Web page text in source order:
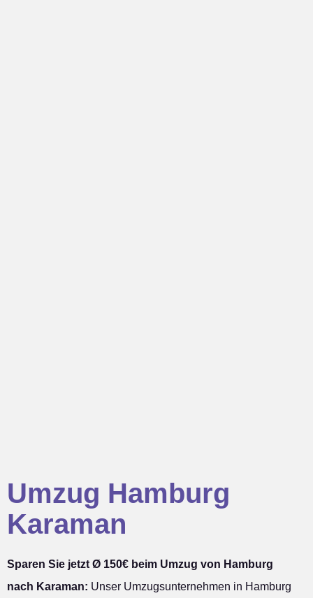
Umzug Hamburg
Karaman
Sparen Sie jetzt Ø 150€ beim Umzug von Hamburg
nach Karaman: Unser Umzugsunternehmen in Hamburg